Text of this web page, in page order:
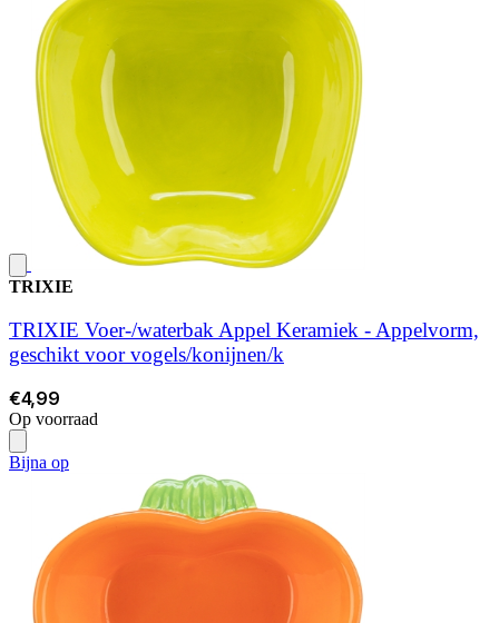
TRIXIE
TRIXIE Voer-/waterbak Appel Keramiek - Appelvorm,
geschikt voor vogels/konijnen/k
€4,99
Op voorraad
Bijna op